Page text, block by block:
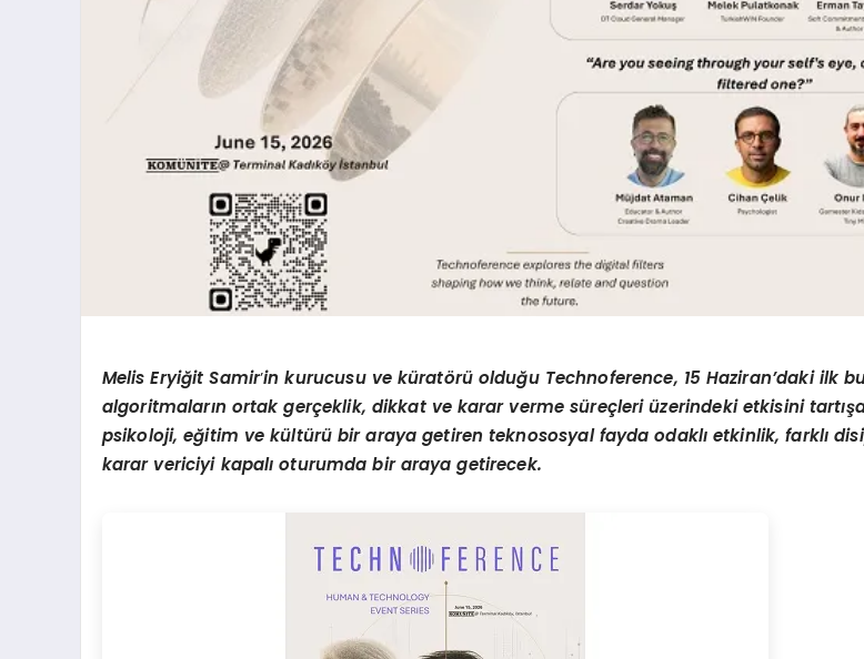
Melis Eryiğit Samir’in kurucusu ve küratörü olduğu Technoference, 15 Haziran’daki ilk
algoritmaların ortak gerçeklik, dikkat ve karar verme süreçleri üzerindeki etkisini
psikoloji, eğitim ve kültürü bir araya getiren teknososyal fayda odaklı etkinlik, farklı
karar vericiyi kapalı oturumda bir araya getirecek.